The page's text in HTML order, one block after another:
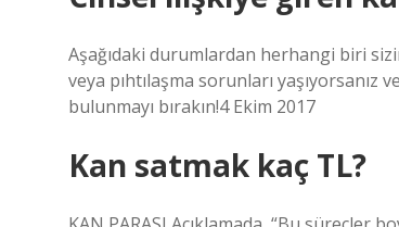
Aşağıdaki durumlardan herhangi biri
veya pıhtılaşma sorunları yaşıyorsanız
bulunmayı bırakın!4 Ekim 2017
Kan satmak kaç TL?